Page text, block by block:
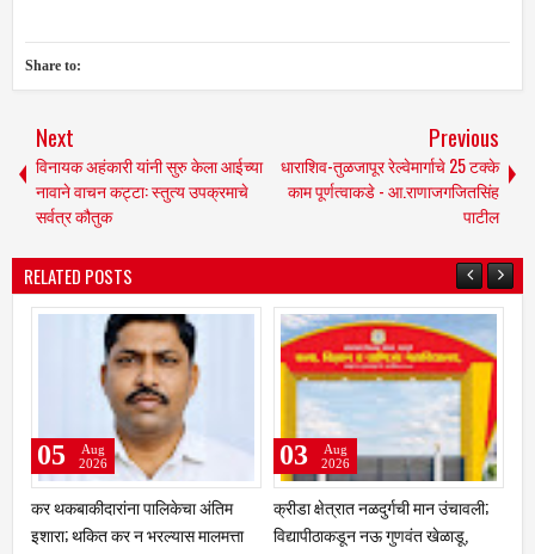
Share to:
Next
विनायक अहंकारी यांनी सुरु केला आईच्या
नावाने वाचन कट्टा: स्तुत्य उपक्रमाचे
सर्वत्र कौतुक
Previous
धाराशिव-तुळजापूर रेल्वेमार्गाचे 25 टक्के
काम पूर्णत्वाकडे - आ.राणाजगजितसिंह
पाटील
RELATED POSTS
क्षेत्रात नळदुर्गची मान उंचावली;
नऊ गुणवंत खेळाडू,
Aug
2026
चांगली ट्रॅव्हल्स बस देतो' म्हणत १७
लाखांचा गंडा; तुळजापूर तालुक्यातील
02
Aug
2026
सरदारसिंग
01